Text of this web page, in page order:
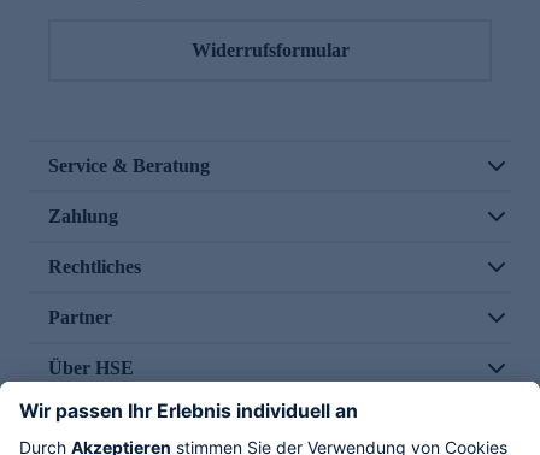
Widerrufsformular
Service & Beratung
Zahlung
Rechtliches
Partner
Über HSE
Im TV